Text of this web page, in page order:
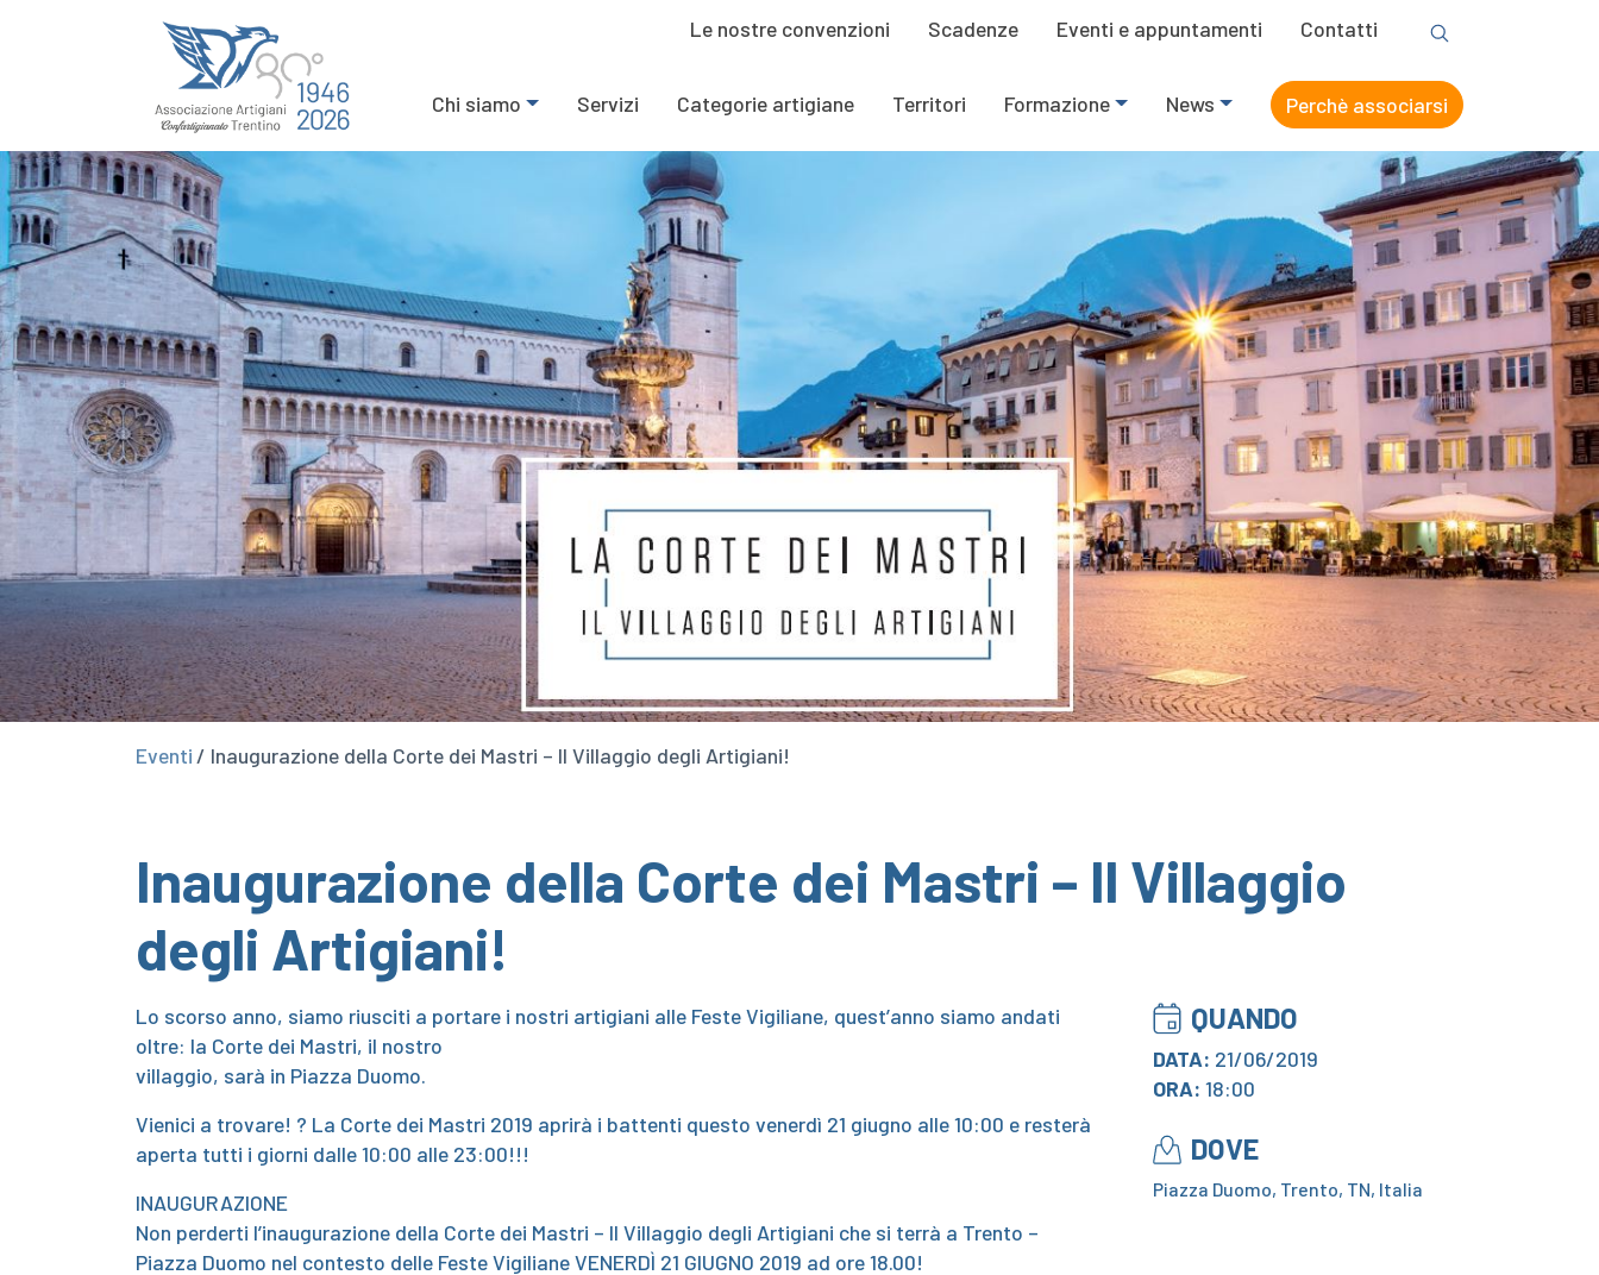
Le nostre convenzioni Scadenze Eventi e appuntamenti Contatti
Chi siamo Servizi Categorie artigiane Territori Formazione News Perchè associarsi
Eventi / Inaugurazione della Corte dei Mastri – Il Villaggio degli Artigiani!
Inaugurazione della Corte dei Mastri – Il Villaggio
degli Artigiani!
Lo scorso anno, siamo riusciti a portare i nostri artigiani alle Feste Vigiliane, quest’anno siamo andati
oltre: la Corte dei Mastri, il nostro
villaggio, sarà in Piazza Duomo.
Vienici a trovare! ? La Corte dei Mastri 2019 aprirà i battenti questo venerdì 21 giugno alle 10:00 e resterà
aperta tutti i giorni dalle 10:00 alle 23:00!!!
INAUGURAZIONE
Non perderti l’inaugurazione della Corte dei Mastri – Il Villaggio degli Artigiani che si terrà a Trento –
Piazza Duomo nel contesto delle Feste Vigiliane VENERDÌ 21 GIUGNO 2019 ad ore 18.00!
QUANDO
DATA: 21/06/2019
ORA: 18:00
DOVE
Piazza Duomo, Trento, TN, Italia